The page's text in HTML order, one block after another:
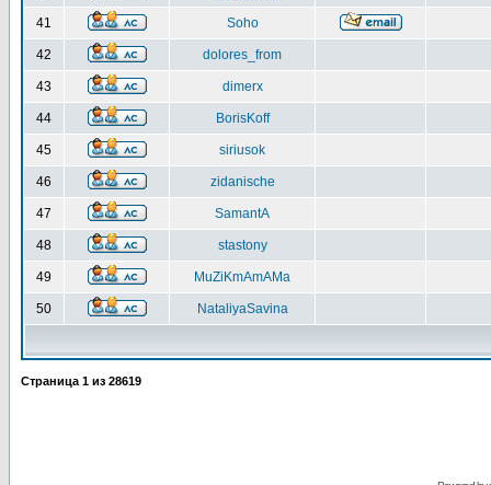
41 Soho
42 dolores_from
43 dimerx
44 BorisKoff
45 siriusok
46 zidanische
47 SamantA
48 stastony
49 MuZiKmAmAMa
50 NataliyaSavina
Страница 1 из 28619